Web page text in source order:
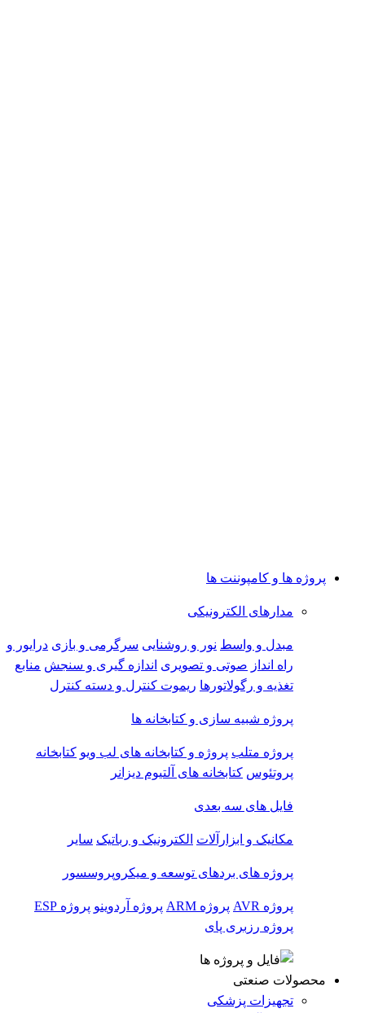
پروژه ها و کامپوننت ها
مدارهای الکترونیکی
مبدل و واسط نور و روشنایی سرگرمی و بازی درایور و
راه انداز صوتی و تصویری اندازه گیری و سنجش منابع
تغذیه و رگولاتورها ریموت کنترل و دسته کنترل
پروژه شبیه سازی و کتابخانه ها
پروژه متلب پروژه و کتابخانه های لب ویو کتابخانه
پروتئوس کتابخانه های آلتیوم دیزانر
فایل های سه بعدی
مکانیک و ابزارآلات الکترونیک و رباتیک سایر
پروژه های بردهای توسعه و میکروپروسسور
پروژه AVR پروژه ARM پروژه آردوینو پروژه ESP
پروژه رزبری پای
محصولات صنعتی
تجهیزات پزشکی